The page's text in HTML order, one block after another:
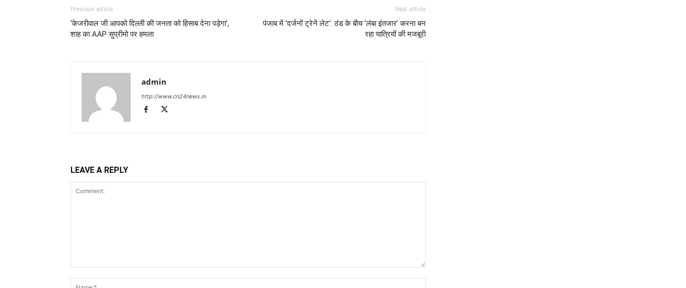
Previous article
‘केजरीवाल जी आपको दिल्ली की जनता को हिसाब देना पड़ेगा’,
शाह का AAP सुप्रीमो पर हमला
Next article
पंजाब में ‘दर्जनों ट्रेनें लेट’: ठंड के बीच ‘लंबा इंतजार’ करना बन
रहा यात्रियों की मजबूरी
admin
http://www.cn24news.in
LEAVE A REPLY